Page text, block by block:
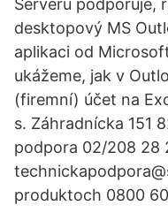
Serveru podporuje,
desktopový MS
aplikaci od
ukážeme, jak v
(firemní) účet na
s. Záhradnícka 151
podpora 02/208 28
produktoch 0800